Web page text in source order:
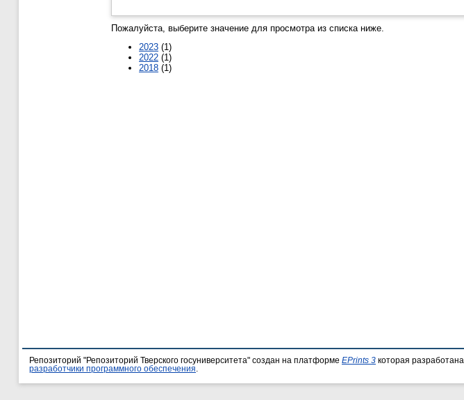
Пожалуйста, выберите значение для просмотра из списка ниже.
2023 (1)
2022 (1)
2018 (1)
Репозиторий "Репозиторий Тверского госуниверситета" создан на платформе EPrints 3 которая разработана
разработчики программного обеспечения